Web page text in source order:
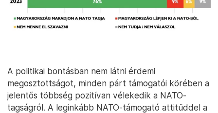
A politikai bontásban nem látni érdemi
megosztottságot, minden párt támogatói körében a
jelentős többség pozitívan vélekedik a NATO-
tagságról. A leginkább NATO-támogató attitűddel a